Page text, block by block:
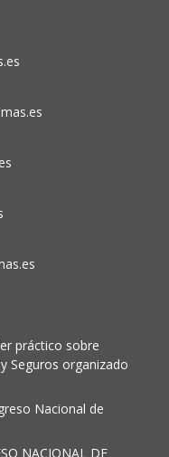
práctico sobre
Seguros organizado
Nacional de
NACIONAL DE